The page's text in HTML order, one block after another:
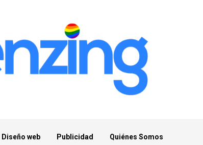
Diseño web Publicidad Quiénes Somos